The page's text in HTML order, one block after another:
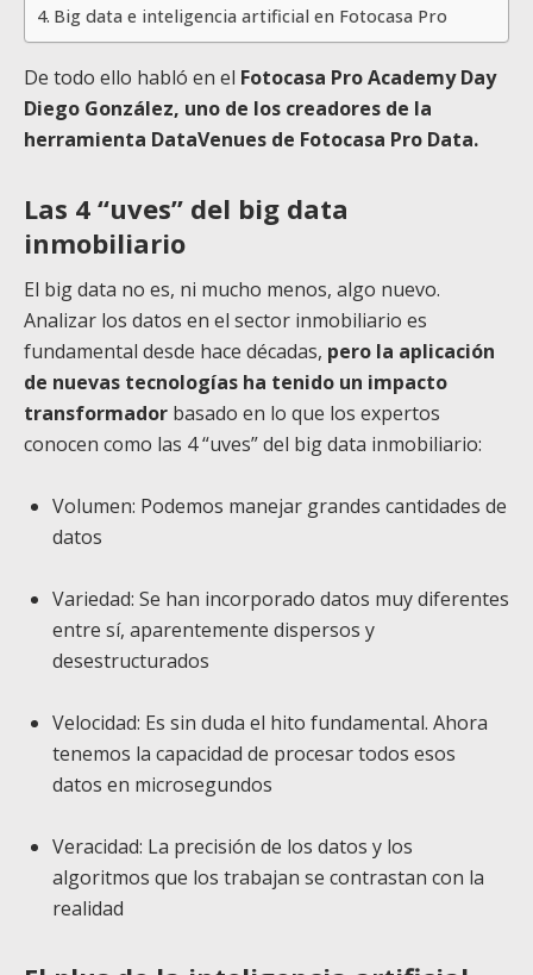
Big data e inteligencia artificial en Fotocasa Pro
De todo ello habló en el Fotocasa Pro Academy Day
Diego González, uno de los creadores de la
herramienta DataVenues de Fotocasa Pro Data.
Las 4 “uves” del big data
inmobiliario
El big data no es, ni mucho menos, algo nuevo.
Analizar los datos en el sector inmobiliario es
fundamental desde hace décadas, pero la aplicación
de nuevas tecnologías ha tenido un impacto
transformador basado en lo que los expertos
conocen como las 4 “uves” del big data inmobiliario:
Volumen: Podemos manejar grandes cantidades de
datos
Variedad: Se han incorporado datos muy diferentes
entre sí, aparentemente dispersos y
desestructurados
Velocidad: Es sin duda el hito fundamental. Ahora
tenemos la capacidad de procesar todos esos
datos en microsegundos
Veracidad: La precisión de los datos y los
algoritmos que los trabajan se contrastan con la
realidad